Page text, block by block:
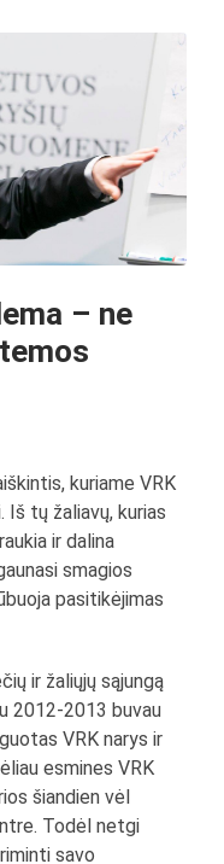
– ne
kuriame VRK
Iš tų žaliavų, kurias
ir dalina
smagios
pasitikėjimas
ir žaliųjų sąjungą
2012-2013 buvau
VRK narys ir
esmines VRK
šiandien vėl
Todėl netgi
savo